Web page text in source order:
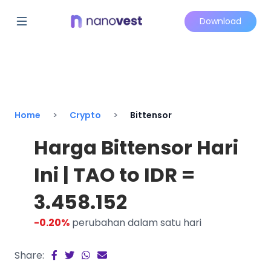
Download
Home Crypto Bittensor
Harga Bittensor Hari
Ini | TAO to IDR =
3.458.152
-0.20% perubahan dalam satu hari
Share: